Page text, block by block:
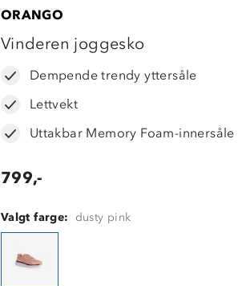
ORANGO
Vinderen joggesko
Dempende trendy yttersåle
Lettvekt
Uttakbar Memory Foam-innersåle
799,-
Valgt farge: dusty pink